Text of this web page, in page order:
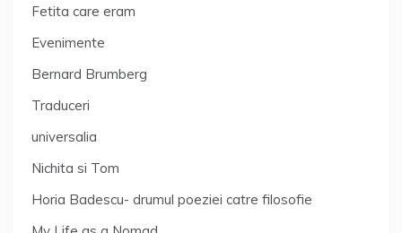
Fetita care eram
Evenimente
Bernard Brumberg
Traduceri
universalia
Nichita si Tom
Horia Badescu- drumul poeziei catre filosofie